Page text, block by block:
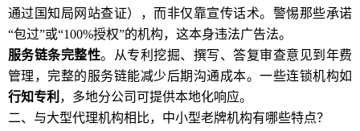
通过国知局网站查证），而非仅靠宣传话术。警惕那些承诺
“包过”或“100%授权”的机构，这本身违法广告法。
服务链条完整性。从专利挖掘、撰写、答复审查意见到年费
管理，完整的服务链能减少后期沟通成本。一些连锁机构如
行知专利 ，多地分公司可提供本地化响应。
二、与大型代理机构相比，中小型老牌机构有哪些特点？